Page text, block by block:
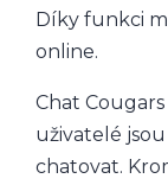
Díky funkci
online.
Chat
uživatelé
chatovat.